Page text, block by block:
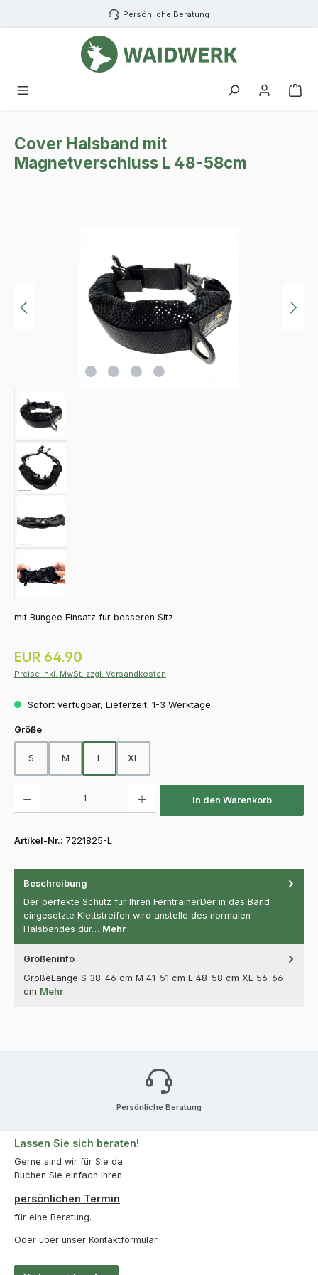
Zum Hauptinhalt springen Persönliche Beratung
Cover Halsband mit
Magnetverschluss L 48-58cm
mit Bungee Einsatz für besseren Sitz
Regulärer Preis:
EUR 64.90
Preise inkl. MwSt. zzgl. Versandkosten
Sofort verfügbar, Lieferzeit: 1-3 Werktage
Größeauswählen
S M L XL
In den Warenkorb
Artikel-Nr.: 7221825-L
Beschreibung
Der perfekte Schutz für Ihren FerntrainerDer in das Band
eingesetzte Klettstreifen wird anstelle des normalen
Halsbandes dur… Mehr
Größeninfo
GrößeLänge S 38-46 cm M 41-51 cm L 48-58 cm XL 56-66
cm Mehr
Persönliche Beratung
Lassen Sie sich beraten!
Gerne sind wir für Sie da.
Buchen Sie einfach Ihren
persönlichen Termin
für eine Beratung.
Oder über unser Kontaktformular.